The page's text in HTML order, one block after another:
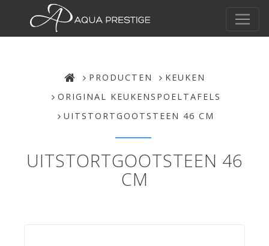
PRODUCTEN
KEUKEN
ORIGINAL KEUKENSPOELTAFELS
UITSTORTGOOTSTEEN 46 CM
UITSTORTGOOTSTEEN 46
CM